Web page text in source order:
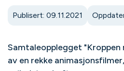
Publisert: 09.11.2021
Samtaleopplegget "Kroppen
av en rekke